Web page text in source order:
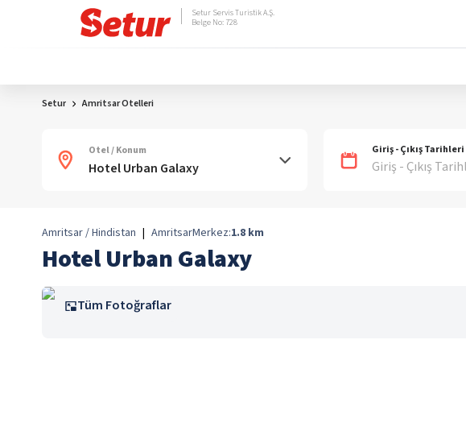
Setur Servis Turistik A.Ş.
Belge No: 728
Setur Amritsar Otelleri
Otel / Konum Giriş - Çıkış Tarihleri
Giriş - Çıkış
Amritsar / Hindistan | AmritsarMerkez:1.8 km
Hotel Urban Galaxy
Tüm Fotoğraflar